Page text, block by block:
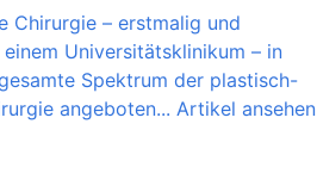
Chirurgie – erstmalig und
Universitätsklinikum – in
Spektrum der plastisch-
angeboten... Artikel ansehen